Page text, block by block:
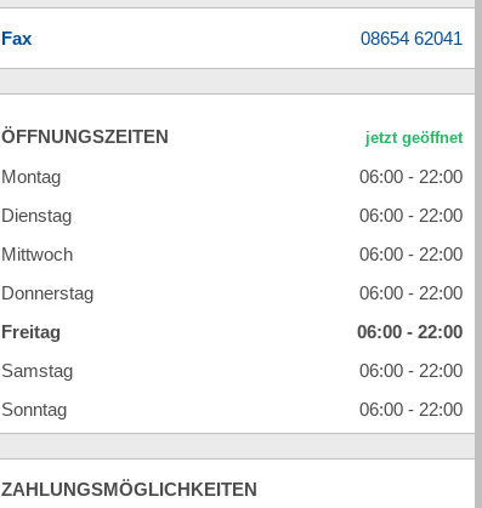
Fax
ÖFFNUNGSZEITEN
Montag
06:00 - 22:00
Dienstag
06:00 - 22:00
Mittwoch
06:00 - 22:00
Donnerstag
06:00 - 22:00
Freitag
06:00 - 22:00
Samstag
06:00 - 22:00
Sonntag
06:00 - 22:00
ZAHLUNGSMÖGLICHKEITEN